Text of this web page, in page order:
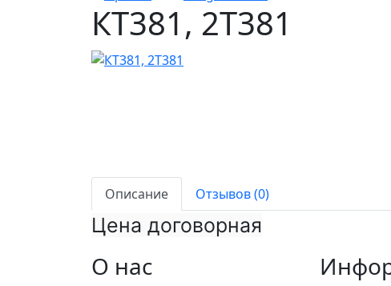
КТ381, 2Т381
Описание
Отзывов (0)
Цена договорная
О нас